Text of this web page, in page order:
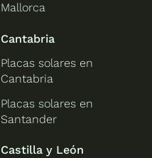
Mallorca
Cantabria
Placas solares en
Cantabria
Placas solares en
Santander
Castilla y León